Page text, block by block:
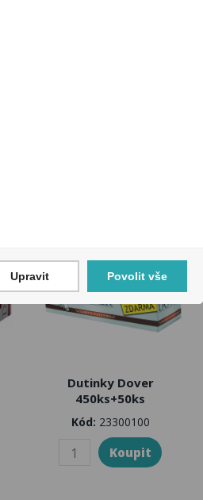
Dutinky Dover
450ks+50ks
Kód: 23300100
Upravit Povolit vše